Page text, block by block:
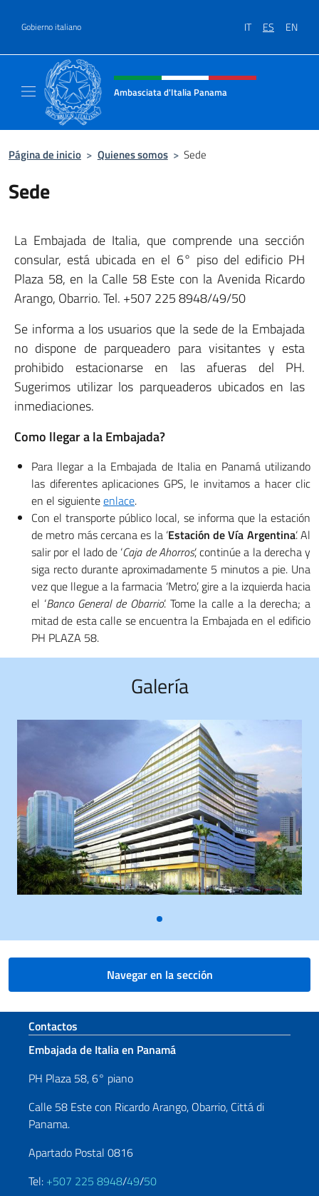
Gobierno italiano IT ES EN
Encabezado del sitio web,
Ambasciata d'Italia Panama
Página de inicio > Quienes somos > Sede
Sede
La Embajada de Italia, que comprende una sección
consular, está ubicada en el 6° piso del edificio PH
Plaza 58, en la Calle 58 Este con la Avenida Ricardo
Arango, Obarrio. Tel. +507 225 8948/49/50
Se informa a los usuarios que la sede de la Embajada
no dispone de parqueadero para visitantes y esta
prohibido estacionarse en las afueras del PH.
Sugerimos utilizar los parqueaderos ubicados en las
inmediaciones.
Como llegar a la Embajada?
Para llegar a la Embajada de Italia en Panamá utilizando
las diferentes aplicaciones GPS, le invitamos a hacer clic
en el siguienteenlace.
Con el transporte público local, se informa que la estación
de metro más cercana es la ‘Estación de Vía Argentina‘. Al
salir por el lado de ‘Caja de Ahorros‘, continúe a la derecha y
siga recto durante aproximadamente 5 minutos a pie. Una
vez que llegue a la farmacia ‘Metro’, gire a la izquierda hacia
el ‘Banco General de Obarrio‘. Tome la calle a la derecha; a
mitad de esta calle se encuentra la Embajada en el edificio
PH PLAZA 58.
Galería
Navegar en la sección
Sezione footer
Contactos
Embajada de Italia en Panamá
PH Plaza 58, 6° piano
Calle 58 Este con Ricardo Arango, Obarrio, Cittá di
Panama.
Apartado Postal 0816
Tel: +507 225 8948/49/50